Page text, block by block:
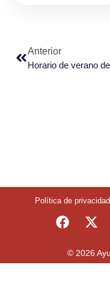
Anterior
Política de privacidad
© 2026